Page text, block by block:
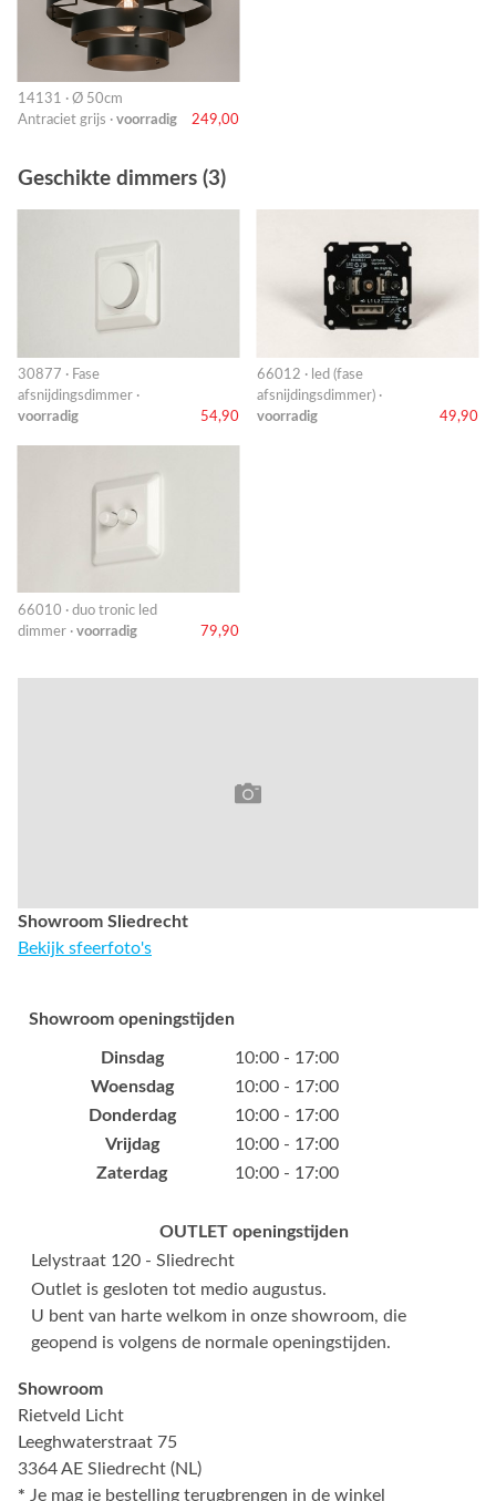
14131 · Ø 50cm
Antraciet grijs · voorradig 249,00
Geschikte dimmers (3)
30877 · Fase
afsnijdingsdimmer ·
voorradig
54,90
66012 · led (fase
afsnijdingsdimmer) ·
voorradig
49,90
66010 · duo tronic led
dimmer · voorradig 79,90
Showroom Sliedrecht
Bekijk sfeerfoto's
Showroom openingstijden
Dinsdag
10:00 - 17:00
Woensdag
10:00 - 17:00
Donderdag
10:00 - 17:00
Vrijdag
10:00 - 17:00
Zaterdag
10:00 - 17:00
OUTLET openingstijden
Lelystraat 120 - Sliedrecht
Outlet is gesloten tot medio augustus.
U bent van harte welkom in onze showroom, die
geopend is volgens de normale openingstijden.
Showroom
Rietveld Licht
Leeghwaterstraat 75
3364 AE Sliedrecht (NL)
* Je mag je bestelling terugbrengen in de winkel